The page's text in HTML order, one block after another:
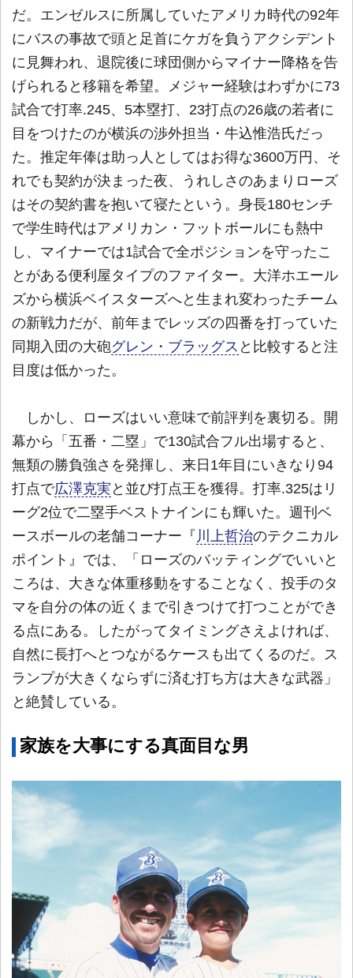
だ。エンゼルスに所属していたアメリカ時代の92年
にバスの事故で頭と足首にケガを負うアクシデント
に見舞われ、退院後に球団側からマイナー降格を告
げられると移籍を希望。メジャー経験はわずかに73
試合で打率.245、5本塁打、23打点の26歳の若者に
目をつけたのが横浜の渉外担当・牛込惟浩氏だっ
た。推定年俸は助っ人としてはお得な3600万円、そ
れでも契約が決まった夜、うれしさのあまりローズ
はその契約書を抱いて寝たという。身長180センチ
で学生時代はアメリカン・フットボールにも熱中
し、マイナーでは1試合で全ポジションを守ったこ
とがある便利屋タイプのファイター。大洋ホエール
ズから横浜ベイスターズへと生まれ変わったチーム
の新戦力だが、前年までレッズの四番を打っていた
同期入団の大砲グレン・ブラッグス と比較すると注
目度は低かった。
しかし、ローズはいい意味で前評判を裏切る。開
幕から「五番・二塁」で130試合フル出場すると、
無類の勝負強さを発揮し、来日1年目にいきなり94
打点で広澤克実 と並び打点王を獲得。打率.325はリ
ーグ2位で二塁手ベストナインにも輝いた。週刊ベ
ースボールの老舗コーナー『 川上哲治のテクニカル
ポイント』では、「ローズのバッティングでいいと
ころは、大きな体重移動をすることなく、投手のタ
マを自分の体の近くまで引きつけて打つことができ
る点にある。したがってタイミングさえよければ、
自然に長打へとつながるケースも出てくるのだ。ス
ランプが大きくならずに済む打ち方は大きな武器」
と絶賛している。
家族を大事にする真面目な男